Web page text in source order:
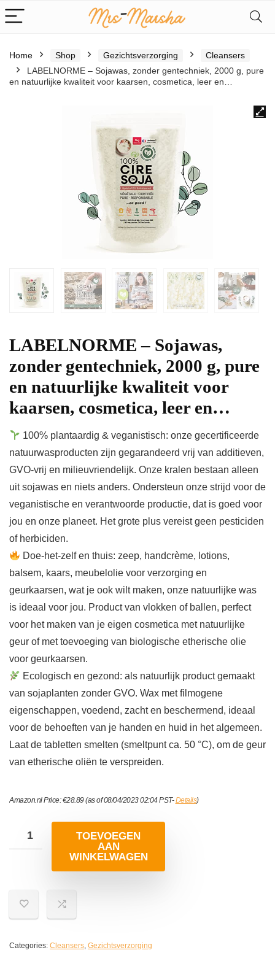
Home Shop Gezichtsverzorging
Cleansers
LABELNORME – Sojawas, zonder gentechniek, 2000 g, pure
en natuurlijke kwaliteit voor kaarsen, cosmetica, leer en…
LABELNORME – Sojawas,
zonder gentechniek, 2000 g, pure
en natuurlijke kwaliteit voor
kaarsen, cosmetica, leer en…
100% plantaardig & veganistisch: onze gecertificeerde
natuurwasproducten zijn gegarandeerd vrij van additieven,
GVO-vrij en milieuvriendelijk. Onze kralen bestaan alleen
uit sojawas en niets anders. Ondersteun onze strijd voor de
veganistische en verantwoorde productie, dat is goed voor
jou en onze planeet. Het grote plus vereist geen pesticiden
of herbiciden.
Doe-het-zelf en thuis: zeep, handcrème, lotions,
balsem, kaars, meubelolie voor verzorging en
geurkaarsen, wat je ook wilt maken, onze natuurlijke was
is ideaal voor jou. Product van vlokken of ballen, perfect
voor het maken van je eigen cosmetica met natuurlijke
geur of met toevoeging van biologische etherische olie
voor geurkaarsen.
Ecologisch en gezond: als natuurlijk product gemaakt
van sojaplanten zonder GVO. Wax met filmogene
eigenschappen, voedend, zacht en beschermend, ideaal
voor de behoeften van je handen en huid in het algemeen.
Laat de tabletten smelten (smeltpunt ca. 50 °C), om de geur
van etherische oliën te verspreiden.
Amazon.nl Price:€28.89(as of 08/04/2023 02:04 PST-Details)
TOEVOEGEN
AAN
WINKELWAGEN
Categories: Cleansers, Gezichtsverzorging